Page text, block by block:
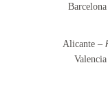
Alicante –